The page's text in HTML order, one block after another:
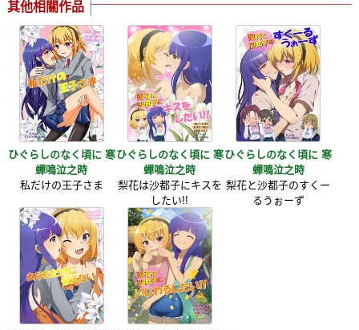
其他相關作品
ひぐらしのなく頃に 寒
蟬鳴泣之時
私だけの王子さま
ひぐらしのなく頃に 寒
蟬鳴泣之時
梨花は沙都子にキスを
したい!!
ひぐらしのなく頃に 寒
蟬鳴泣之時
梨花と沙都子のすくー
るうぉーず